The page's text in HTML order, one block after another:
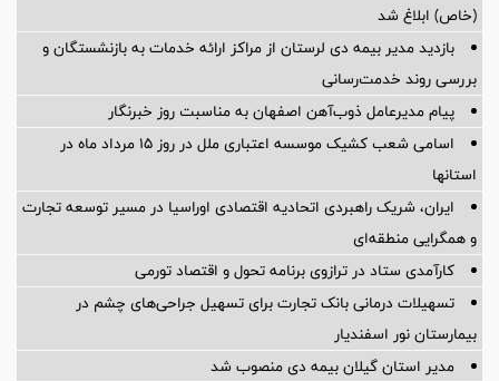
(خاص) ابلاغ شد
بازدید مدیر بیمه دی لرستان از مراکز ارائه خدمات به بازنشستگان و
بررسی روند خدمت‌رسانی
پیام مدیرعامل ذوب‌آهن اصفهان به مناسبت روز خبرنگار
اسامی شعب کشیک موسسه اعتباری ملل در روز 15 مرداد ماه در
استانها
ایران، شریک راهبردی اتحادیه اقتصادی اوراسیا در مسیر توسعه تجارت
و همگرایی منطقه‌ای
کارآمدی ستاد در ترازوی برنامه تحول و اقتصاد تورمی
تسهیلات درمانی بانک تجارت برای تسهیل جراحی‌های چشم در
بیمارستان نور اسفندیار
مدیر استان گیلان بیمه دی منصوب شد